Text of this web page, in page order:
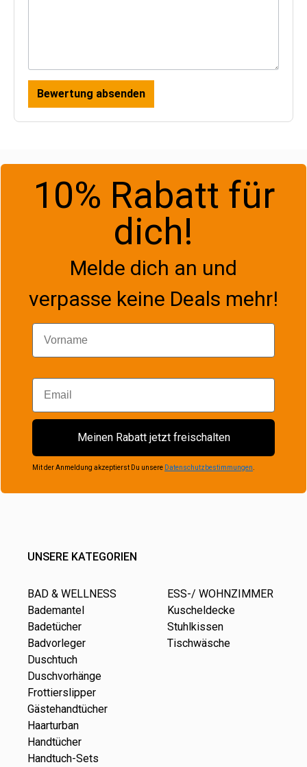
Bewertung absenden
10% Rabatt für
dich!
Melde dich an und
verpasse keine Deals mehr!
Vorname
Email
Meinen Rabatt jetzt freischalten
Mit der Anmeldung akzeptierst Du unsere Datenschutzbestimmungen
UNSERE KATEGORIEN
BAD & WELLNESS
Bademantel
Badetücher
Badvorleger
Duschtuch
Duschvorhänge
Frottierslipper
Gästehandtücher
Haarturban
Handtücher
Handtuch-Sets
ESS-/ WOHNZIMMER
Kuscheldecke
Stuhlkissen
Tischwäsche